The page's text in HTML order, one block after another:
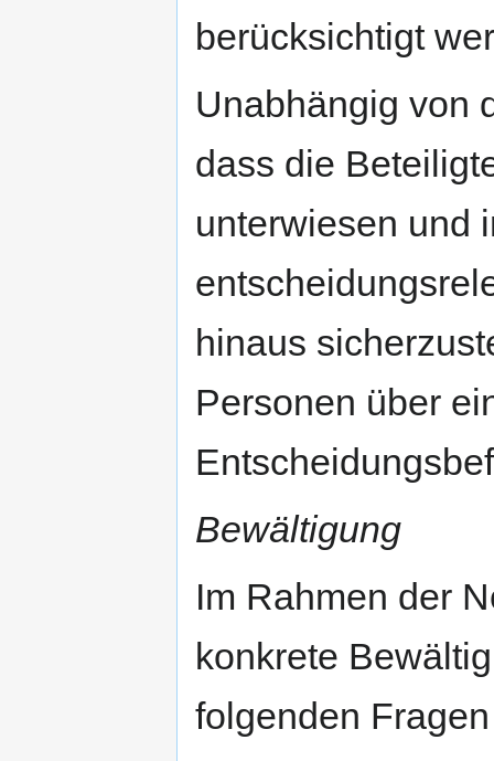
berücksichtigt
Unabhängig von
dass die
unterwiesen und
hinaus
Personen über
Bewältigung
Im Rahmen der
konkrete
folgenden